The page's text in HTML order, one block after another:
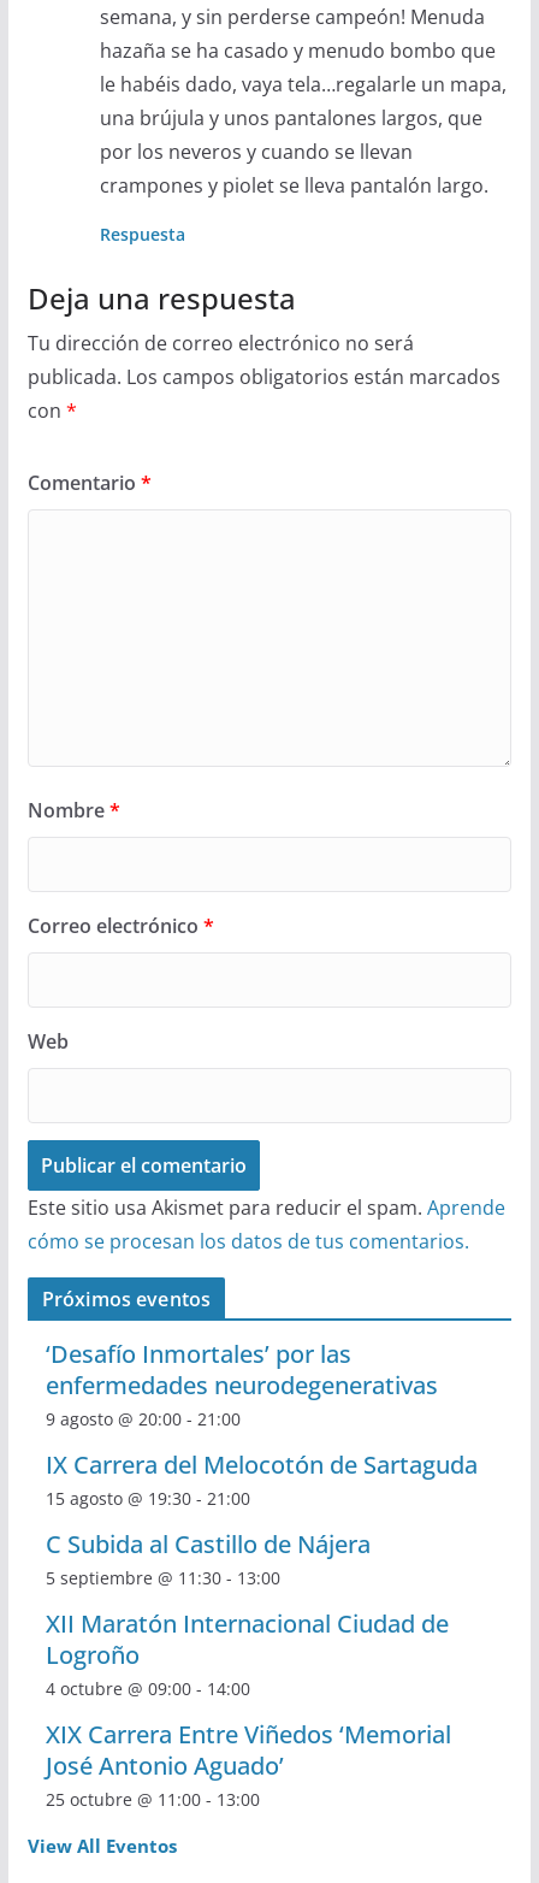
semana, y sin perderse campeón! Menuda
hazaña se ha casado y menudo bombo que
le habéis dado, vaya tela…regalarle un mapa,
una brújula y unos pantalones largos, que
por los neveros y cuando se llevan
crampones y piolet se lleva pantalón largo.
Respuesta
Deja una respuesta
Tu dirección de correo electrónico no será
publicada. Los campos obligatorios están marcados
con *
Comentario *
Nombre*
Correo electrónico *
Web
Este sitio usa Akismet para reducir el spam. Aprende
cómo se procesan los datos de tus comentarios.
Próximos eventos
‘Desafío Inmortales’ por las
enfermedades neurodegenerativas
9 agosto @ 20:00- 21:00
IX Carrera del Melocotón de Sartaguda
15 agosto @ 19:30- 21:00
C Subida al Castillo de Nájera
5 septiembre @ 11:30- 13:00
XII Maratón Internacional Ciudad de
Logroño
4 octubre @ 09:00- 14:00
XIX Carrera Entre Viñedos ‘Memorial
José Antonio Aguado’
25 octubre @ 11:00- 13:00
View All Eventos